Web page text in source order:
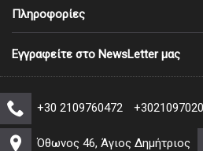
Πληροφορίες
Εγγραφείτε στο NewsLetter μας
+30 2109760472
Όθωνος 46, Άγιος Δημήτριος